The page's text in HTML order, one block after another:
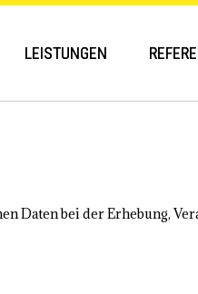
LEISTUNGEN
Daten bei der Erhebung,